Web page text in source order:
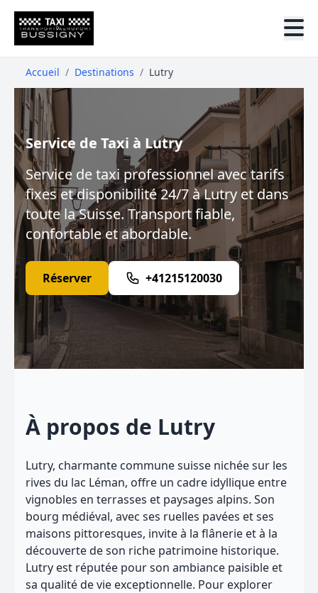
Accueil / Destinations / Lutry
Service de Taxi à Lutry
Service de taxi professionnel avec tarifs
fixes et disponibilité 24/7 à Lutry et dans
toute la Suisse. Transport fiable,
confortable et abordable.
Réserver +41215120030
À propos de Lutry
Lutry, charmante commune suisse nichée sur les
rives du lac Léman, offre un cadre idyllique entre
vignobles en terrasses et paysages alpins. Son
bourg médiéval, avec ses ruelles pavées et ses
maisons pittoresques, invite à la flânerie et à la
découverte de son riche patrimoine historique.
Lutry est réputée pour son ambiance paisible et
sa qualité de vie exceptionnelle. Pour explorer